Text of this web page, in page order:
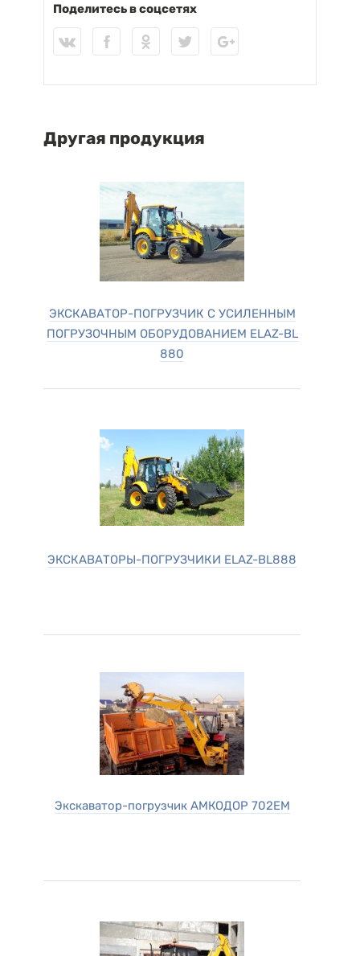
Поделитесь в соцсетях
Другая продукция
ЭКСКАВАТОР-ПОГРУЗЧИК С УСИЛЕННЫМ
ПОГРУЗОЧНЫМ ОБОРУДОВАНИЕМ ELAZ-BL
880
ЭКСКАВАТОРЫ-ПОГРУЗЧИКИ ELAZ-BL888
Экскаватор-погрузчик АМКОДОР 702ЕМ